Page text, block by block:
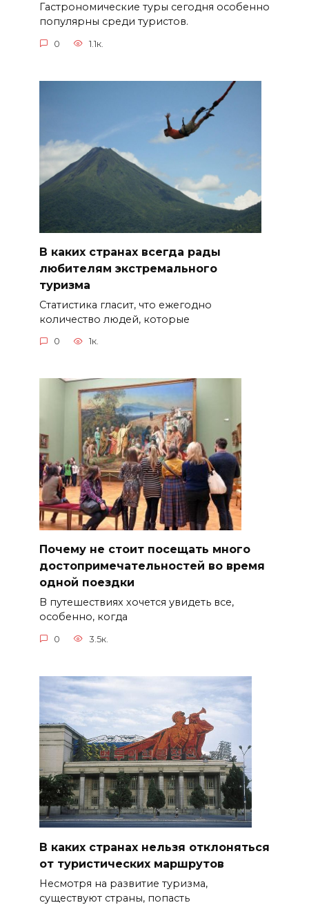
Гастрономические туры сегодня особенно
популярны среди туристов.
0 1.1к.
В каких странах всегда рады
любителям экстремального
туризма
Статистика гласит, что ежегодно
количество людей, которые
0 1к.
Почему не стоит посещать много
достопримечательностей во время
одной поездки
В путешествиях хочется увидеть все,
особенно, когда
0 3.5к.
В каких странах нельзя отклоняться
от туристических маршрутов
Несмотря на развитие туризма,
существуют страны, попасть